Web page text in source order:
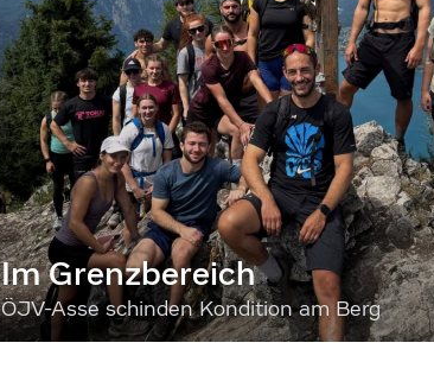
Im Grenzbereich
ÖJV-Asse schinden Kondition am Berg